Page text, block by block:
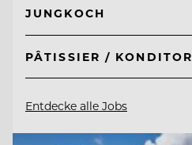
JUNGKOCH
PÂTISSIER / KONDITOR
Entdecke alle Jobs